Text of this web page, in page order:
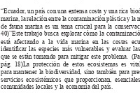
“Ecuador, un país con una extensa costa y una rica
marina, la relación entre la contaminación plástica y la
de fauna marina es un tema crucial para la
40)”Este trabajo busca explorar cómo la
está afectando a la vida marina en las costas
identicar las especies más vulnerables y evaluar
que se están tomando para mitigar este problema.
pág. 18)La protección de estos ecosistemas es
para mantener la biodiversidad, sino también para
servicios ecosistémicos que proporcionan,
comunidades locales y la economía del país.